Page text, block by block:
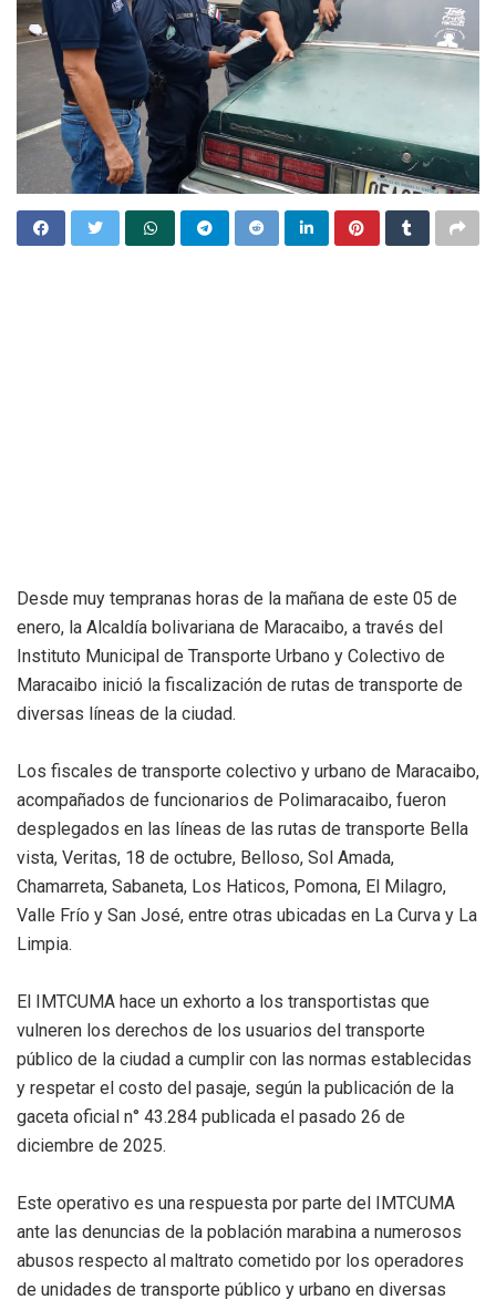
Desde muy tempranas horas de la mañana de este 05 de
enero, la Alcaldía bolivariana de Maracaibo, a través del
Instituto Municipal de Transporte Urbano y Colectivo de
Maracaibo inició la fiscalización de rutas de transporte de
diversas líneas de la ciudad.
Los fiscales de transporte colectivo y urbano de Maracaibo,
acompañados de funcionarios de Polimaracaibo, fueron
desplegados en las líneas de las rutas de transporte Bella
vista, Veritas, 18 de octubre, Belloso, Sol Amada,
Chamarreta, Sabaneta, Los Haticos, Pomona, El Milagro,
Valle Frío y San José, entre otras ubicadas en La Curva y La
Limpia.
El IMTCUMA hace un exhorto a los transportistas que
vulneren los derechos de los usuarios del transporte
público de la ciudad a cumplir con las normas establecidas
y respetar el costo del pasaje, según la publicación de la
gaceta oficial n° 43.284 publicada el pasado 26 de
diciembre de 2025.
Este operativo es una respuesta por parte del IMTCUMA
ante las denuncias de la población marabina a numerosos
abusos respecto al maltrato cometido por los operadores
de unidades de transporte público y urbano en diversas